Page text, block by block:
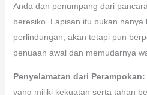
Anda dan penumpang dari
beresiko. Lapisan itu bukan hanya
perlindungan, akan tetapi pun
penuaan awal dan memudarnya
Penyelamatan dari Perampokan:
yang miliki kekuatan serta tahan